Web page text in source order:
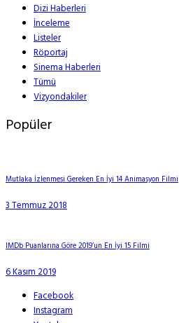
Dizi Haberleri
İnceleme
Listeler
Röportaj
Sinema Haberleri
Tümü
Vizyondakiler
Popüler
Mutlaka İzlenmesi Gereken En İyi 14 Animasyon Filmi
3 Temmuz 2018
IMDb Puanlarına Göre 2019’un En İyi 15 Filmi
6 Kasım 2019
Facebook
Instagram